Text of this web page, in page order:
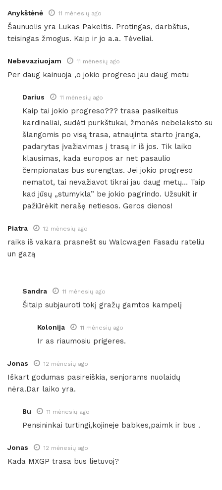
Anykštėnė 11 mėnesių ago
Šaunuolis yra Lukas Pakeltis. Protingas, darbštus,
teisingas žmogus. Kaip ir jo a.a. Tėveliai.
Nebevaziuojam 11 mėnesių ago
Per daug kainuoja ,o jokio progreso jau daug metu
Darius 11 mėnesių ago
Kaip tai jokio progreso??? trasa pasikeitus
kardinaliai, sudėti purkštukai, žmonės nebelaksto su
šlangomis po visą trasa, atnaujinta starto įranga,
padarytas įvažiavimas į trasą ir iš jos. Tik laiko
klausimas, kada europos ar net pasaulio
čempionatas bus surengtas. Jei jokio progreso
nematot, tai nevažiavot tikrai jau daug metų… Taip
kad jūsų „stumykla” be jokio pagrindo. Užsukit ir
pažiūrėkit nerašę netiesos. Geros dienos!
Piatra 12 mėnesių ago
raiks iš vakara prasnešt su Walcwagen Fasadu rateliu
un gazą
Sandra 11 mėnesių ago
Šitaip subjauroti tokį gražų gamtos kampelį
Kolonija 11 mėnesių ago
Ir as riaumosiu prigeres.
Jonas 12 mėnesių ago
Iškart godumas pasireiškia, senjorams nuolaidų
nėra.Dar laiko yra.
Bu 11 mėnesių ago
Pensininkai turtingi,kojineje babkes,paimk ir bus .
Jonas 12 mėnesių ago
Kada MXGP trasa bus lietuvoj?